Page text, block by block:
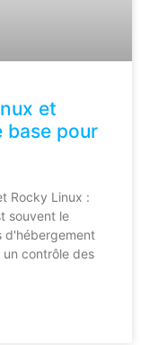
et
base pour
Rocky Linux :
souvent le
d'hébergement
contrôle des